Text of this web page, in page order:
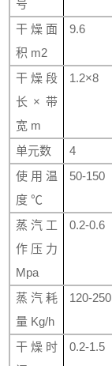
号
干燥面
积 m2
9.6
干燥段
长×带
宽 m
1.2×8
单元数 4
使用温
度 ℃
50-150
蒸汽工
作压力
Mpa
0.2-0.6
蒸汽耗
量 Kg/h
120-250
干燥时
0.2-1.5